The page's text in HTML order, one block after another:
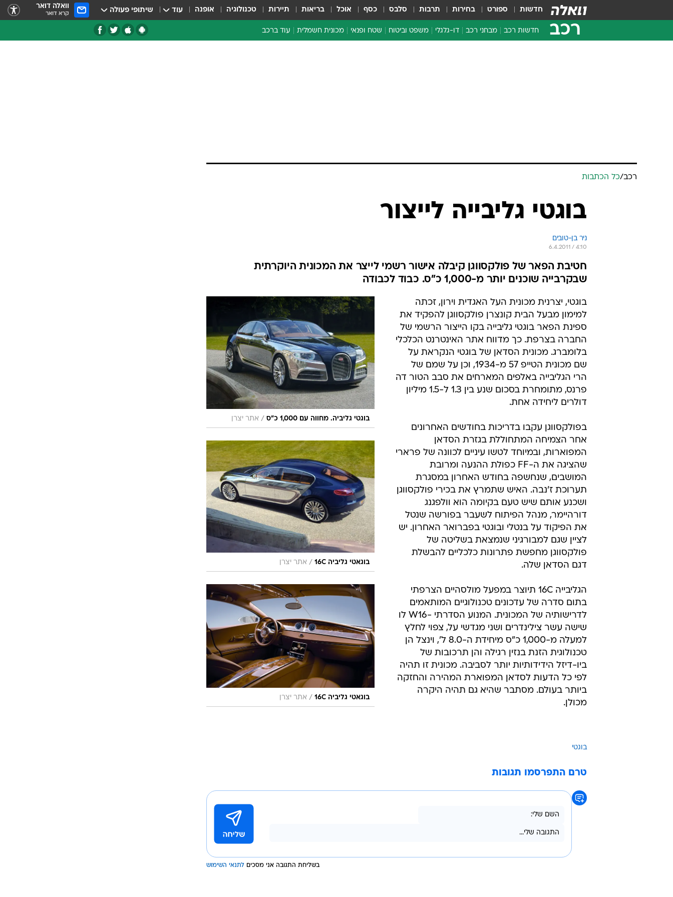
חדשות ספורט בחירות תרבות סלבס כסף אוכל בריאות תיירות טכנולוגיה אופנה עוד שיתופי פעולה וואלה דואר
קרא דואר
רכב חדשות רכב מבחני רכב דו-גלגלי משפט וביטוח שטח ופנאי מכונית חשמלית עוד ברכב
כל הכתבות
טוטאלוס
כתבו לנו
אביזרים לרכב
רכב/כל הכתבות
בוגטי גליבייה לייצור
ניר בן-טובים
6.4.2011 / 4:10
חטיבת הפאר של פולקסווגן קיבלה אישור רשמי לייצר את המכונית היוקרתית
שבקרבייה שוכנים יותר מ-1,000 כ"ס. כבוד לכבודה
בוגטי גליביה. מחווה עם 1,000 כ"ס / אתר יצרן
בוגאטי גליביה 16C / אתר יצרן
בוגאטי גליביה 16C / אתר יצרן
בוגטי, יצרנית מכונית העל האגדית וירון, זכתה
למימון מבעל הבית קונצרן פולקסווגן להפקיד את
ספינת הפאר בוגטי גליבייה בקו הייצור הרשמי של
החברה בצרפת. כך מדווח אתר האינטרנט הכלכלי
בלומברג. מכונית הסדאן של בוגטי הנקראת על
שם מכונית הטייפ 57 מ-1934, וכן על שמם של
הרי הגליבייה באלפים המארחים את סבב הטור דה
פרנס, מתומחרת בסכום שנע בין 1.3 ל-1.5 מיליון
דולרים ליחידה אחת.
בפולקסווגן עקבו בדריכות בחודשים האחרונים
אחר הצמיחה המתחוללת בגזרת הסדאן
המפוארות, ובמיוחד לטשו עיניים לכוונה של פרארי
שהציגה את ה-FF כפולת ההנעה ומרובת
המושבים, שנחשפה בחודש האחרון במסגרת
תערוכת ז'נבה. האיש שתמרץ את בכירי פולקסווגן
ושכנע אותם שיש טעם בקיומה הוא וולפגנג
דורהיימר, מנהל הפיתוח לשעבר בפורשה שנטל
את הפיקוד על בנטלי ובוגטי בפברואר האחרון. יש
לציין שגם למבורגיני שנמצאת בשליטה של
פולקסווגן מחפשת פתרונות כלכליים להבשלת
דגם הסדאן שלה.
הגליבייה 16C תיוצר במפעל מולסהיים הצרפתי
בתום סדרה של עדכונים טכנולוגיים המותאמים
לדרישותיה של המכונית. המנוע הסדרתי -W16 לו
שישה עשר צילינדרים ושני מגדשי על, צפוי לחלץ
למעלה מ-1,000 כ"ס מיחידת ה-8.0 ל', וינצל הן
טכנולוגית הזנת בנזין רגילה והן תרכובות של
ביו-דיזל הידידותיות יותר לסביבה. מכונית זו תהיה
לפי כל הדעות לסדאן המפוארת המהירה והחזקה
ביותר בעולם. מסתבר שהיא גם תהיה היקרה
מכולן.
בוגטי
טרם התפרסמו תגובות
בשליחת התגובה אני מסכים לתנאי השימוש